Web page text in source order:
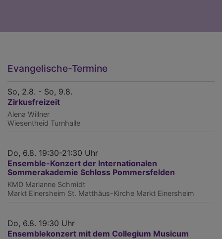
Evangelische-Termine
So, 2.8. - So, 9.8.
Zirkusfreizeit
Alena Willner
Wiesentheid Turnhalle
Do, 6.8. 19:30-21:30 Uhr
Ensemble-Konzert der Internationalen
Sommerakademie Schloss Pommersfelden
KMD Marianne Schmidt
Markt Einersheim St. Matthäus-Kirche Markt Einersheim
Do, 6.8. 19:30 Uhr
Ensemblekonzert mit dem Collegium Musicum